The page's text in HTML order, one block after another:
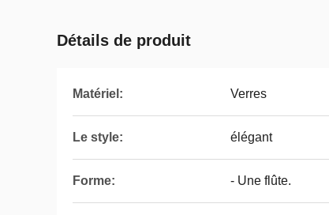
Détails de produit
Matériel: Verres
Le style: élégant
Forme: - Une flûte.